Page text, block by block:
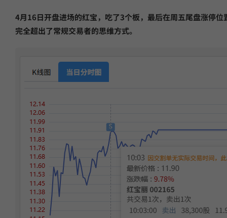
4月16日开盘进场的红宝，吃了3个板，最后在周五尾盘涨停
完全超出了常规交易者的思维方式。